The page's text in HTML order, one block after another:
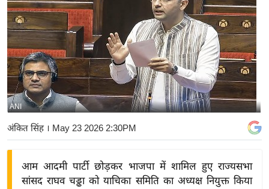
य
अं
त
र्रा
ष्ट्री
य
बि
ज़
ने
ANI
अंकित सिंह। May 23 2026 2:30PM
आम आदमी पार्टी छोड़कर भाजपा में शामिल हुए राज्यसभा
सांसद राघव चड्ढा को याचिका समिति का अध्यक्ष नियुक्त किया